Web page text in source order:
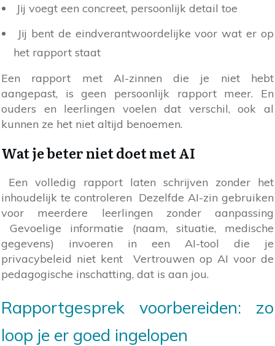
Jij voegt een concreet, persoonlijk detail toe
Jij bent de eindverantwoordelijke voor wat er op
het rapport staat
Een rapport met AI-zinnen die je niet hebt
aangepast, is geen persoonlijk rapport meer. En
ouders en leerlingen voelen dat verschil, ook al
kunnen ze het niet altijd benoemen.
Wat je beter niet doet met AI
Een volledig rapport laten schrijven zonder het
inhoudelijk te controleren Dezelfde AI-zin gebruiken
voor meerdere leerlingen zonder aanpassing
Gevoelige informatie (naam, situatie, medische
gegevens) invoeren in een AI-tool die je
privacybeleid niet kent Vertrouwen op AI voor de
pedagogische inschatting, dat is aan jou.
Rapportgesprek voorbereiden: zo
loop je er goed ingelopen